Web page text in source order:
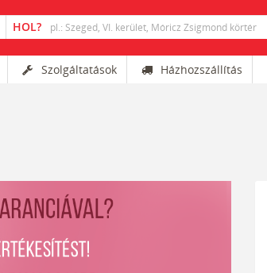
Szolgáltatások Házhozszállítás